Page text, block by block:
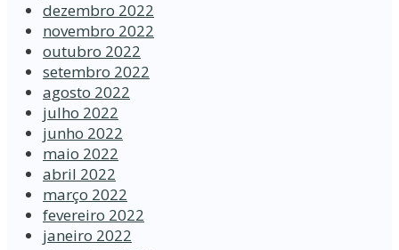
dezembro 2022
novembro 2022
outubro 2022
setembro 2022
agosto 2022
julho 2022
junho 2022
maio 2022
abril 2022
março 2022
fevereiro 2022
janeiro 2022